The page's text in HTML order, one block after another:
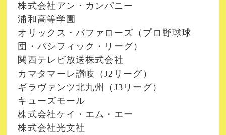
株式会社アン・カンパニー
浦和高等学園
オリックス・バファローズ（プロ野球球
団・パシフィック・リーグ）
関西テレビ放送株式会社
カマタマーレ讃岐（J2リーグ）
ギラヴァンツ北九州（J3リーグ）
キューズモール
株式会社ケイ・エム・エー
株式会社光文社